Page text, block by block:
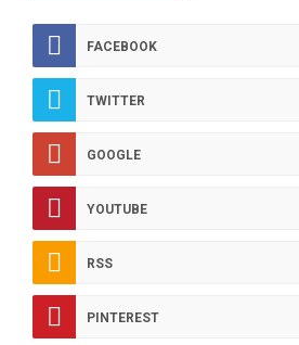
FACEBOOK
TWITTER
GOOGLE
YOUTUBE
RSS
PINTEREST